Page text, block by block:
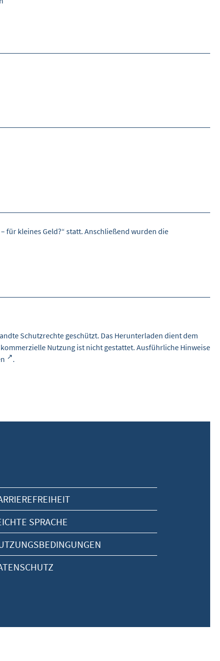
für kleines Geld?“ statt. Anschließend wurden die
Schutzrechte geschützt. Das Herunterladen dient dem
Nutzung ist nicht gestattet. Ausführliche Hinweise
.
SPRACHE